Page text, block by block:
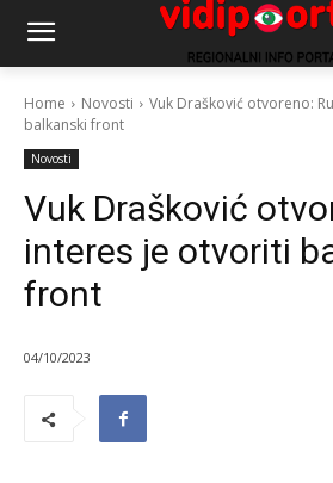
Home Novosti
Vuk Drašković otvoreno:
balkanski front
Novosti
Vuk Drašković
interes je otvoriti
front
04/10/2023